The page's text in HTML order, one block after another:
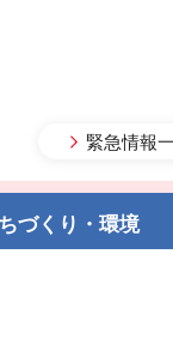
緊急情報
づくり・環境